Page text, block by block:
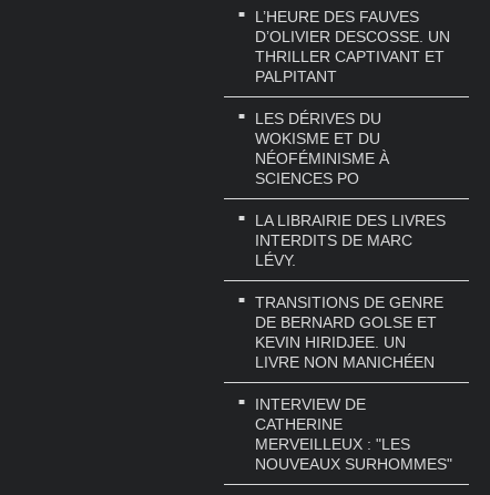
L’HEURE DES FAUVES
D’OLIVIER DESCOSSE. UN
THRILLER CAPTIVANT ET
PALPITANT
LES DÉRIVES DU
WOKISME ET DU
NÉOFÉMINISME À
SCIENCES PO
LA LIBRAIRIE DES LIVRES
INTERDITS DE MARC
LÉVY.
TRANSITIONS DE GENRE
DE BERNARD GOLSE ET
KEVIN HIRIDJEE. UN
LIVRE NON MANICHÉEN
INTERVIEW DE
CATHERINE
MERVEILLEUX : "LES
NOUVEAUX SURHOMMES"